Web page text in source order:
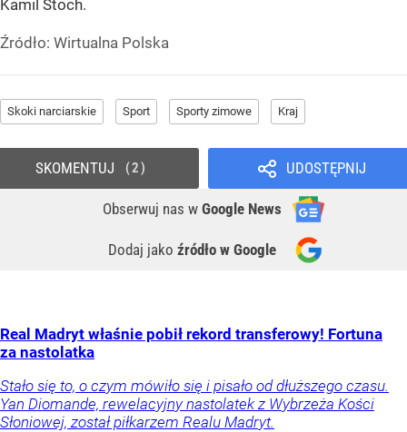
Kamil Stoch.
Źródło: Wirtualna Polska
Skoki narciarskie Sport Sporty zimowe Kraj
UDOSTĘPNIJ
Obserwuj nas w Google News
Dodaj jako źródło w Google
SKOMENTUJ 2
Real Madryt właśnie pobił rekord transferowy! Fortuna
za nastolatka
Stało się to, o czym mówiło się i pisało od dłuższego czasu.
Yan Diomande, rewelacyjny nastolatek z Wybrzeża Kości
Słoniowej, został piłkarzem Realu Madryt.